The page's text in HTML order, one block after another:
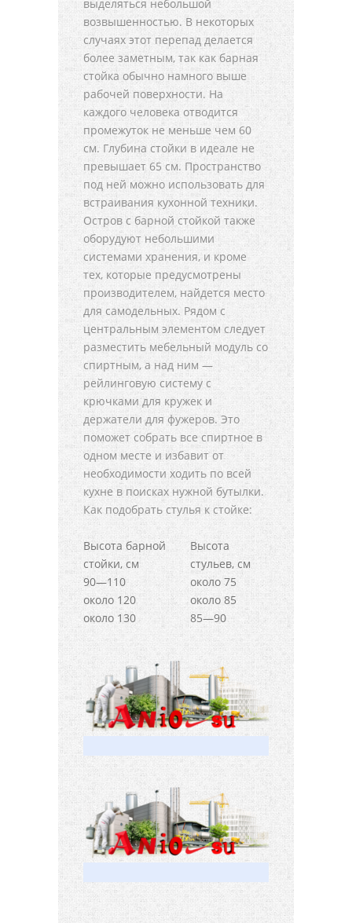
выделяться небольшой
возвышенностью. В некоторых
случаях этот перепад делается
более заметным, так как барная
стойка обычно намного выше
рабочей поверхности. На
каждого человека отводится
промежуток не меньше чем 60
см. Глубина стойки в идеале не
превышает 65 см. Пространство
под ней можно использовать для
встраивания кухонной техники.
Остров с барной стойкой также
оборудуют небольшими
системами хранения, и кроме
тех, которые предусмотрены
производителем, найдется место
для самодельных. Рядом с
центральным элементом следует
разместить мебельный модуль со
спиртным, а над ним —
рейлинговую систему с
крючками для кружек и
держатели для фужеров. Это
поможет собрать все спиртное в
одном месте и избавит от
необходимости ходить по всей
кухне в поисках нужной бутылки.
Как подобрать стулья к стойке:
Высота барной
стойки, см
Высота
стульев, см
90—110
около 75
около 120
около 85
около 130
85—90